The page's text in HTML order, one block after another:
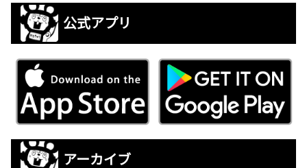
公式アプリ
アーカイブ